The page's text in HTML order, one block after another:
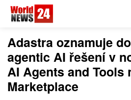
Adastra oznamuje
agentic AI řešení v
AI Agents and Tools
Marketplace